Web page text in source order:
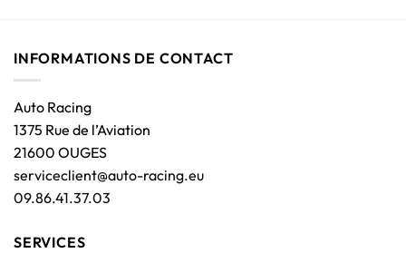
INFORMATIONS DE CONTACT
Auto Racing
1375 Rue de l’Aviation
21600 OUGES
serviceclient@auto-racing.eu
09.86.41.37.03
SERVICES